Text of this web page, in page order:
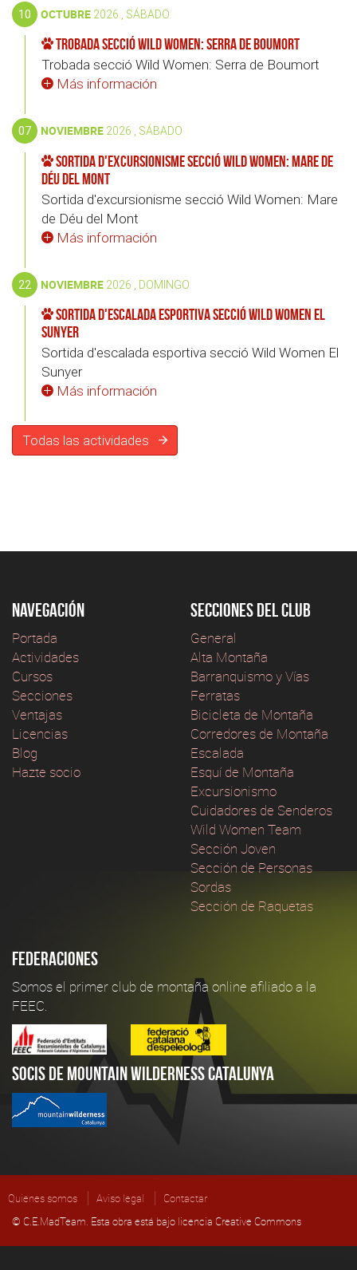
10 OCTUBRE 2026 , SÁBADO
Trobada secció Wild Women: Serra de Boumort
Trobada secció Wild Women: Serra de Boumort
Más información
07 NOVIEMBRE 2026 , SÁBADO
Sortida d'excursionisme secció Wild Women: Mare de
Déu del Mont
Sortida d'excursionisme secció Wild Women: Mare
de Déu del Mont
Más información
22 NOVIEMBRE 2026 , DOMINGO
Sortida d'escalada esportiva secció Wild Women El
Sunyer
Sortida d'escalada esportiva secció Wild Women El
Sunyer
Más información
Todas las actividades
Navegación
Portada
Actividades
Cursos
Secciones
Ventajas
Licencias
Blog
Hazte socio
Secciones del club
General
Alta Montaña
Barranquismo y Vías
Ferratas
Bicicleta de Montaña
Corredores de Montaña
Escalada
Esquí de Montaña
Excursionismo
Cuidadores de Senderos
Wild Women Team
Sección Joven
Sección de Personas
Sordas
Sección de Raquetas
Federaciones
Somos el primer club de montaña online afiliado a la
FEEC.
Socis de Mountain Wilderness Catalunya
Quienes somos Aviso legal
Contactar
© C.E.MadTeam. Esta obra está bajo licencia Creative Commons